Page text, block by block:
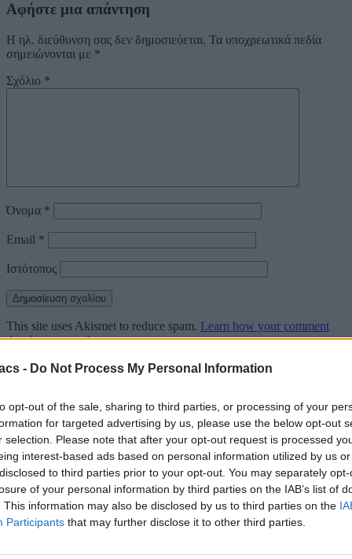
- Do Not Process My Personal Information
opt-out of the sale, sharing to third parties, or processing of your
for targeted advertising by us, please use the below opt-out
selection. Please note that after your opt-out request is processed
interest-based ads based on personal information utilized by us
to third parties prior to your opt-out. You may separately
of your personal information by third parties on the IAB’s list of
This information may also be disclosed by us to third parties on the
Participants that may further disclose it to other third parties.
Αφήστε μια απάντηση
Η ηλ. διεύθυνση σας δεν δημοσιεύεται. Τα υποχρεωτικά πεδία
σημειώνονται με *
Σχόλιο *
Όνομα *
Email *
Ιστότοπος
This site uses Akismet to reduce spam. Learn how your comment
data is processed.
Διαφήμιση
Continue Reading
More Stories
More